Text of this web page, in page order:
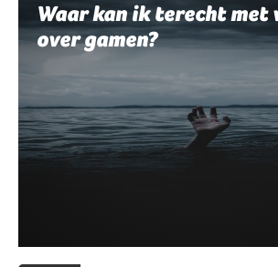
Waar kan ik terecht met
over gamen?